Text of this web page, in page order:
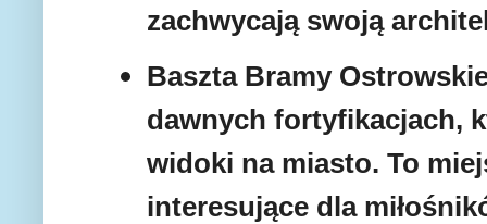
zachwycają swoją
Baszta Bramy
dawnych fortyfikacjach,
widoki na miasto. To
interesujące dla